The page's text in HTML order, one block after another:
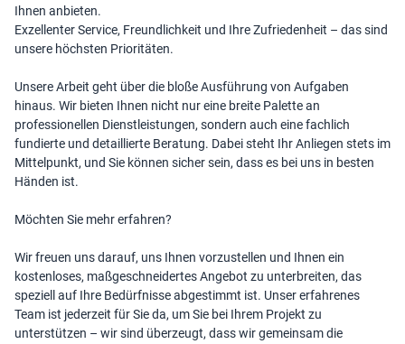
Ihnen anbieten.
Exzellenter Service, Freundlichkeit und Ihre Zufriedenheit – das sind
unsere höchsten Prioritäten.
Unsere Arbeit geht über die bloße Ausführung von Aufgaben
hinaus. Wir bieten Ihnen nicht nur eine breite Palette an
professionellen Dienstleistungen, sondern auch eine fachlich
fundierte und detaillierte Beratung. Dabei steht Ihr Anliegen stets im
Mittelpunkt, und Sie können sicher sein, dass es bei uns in besten
Händen ist.
Möchten Sie mehr erfahren?
Wir freuen uns darauf, uns Ihnen vorzustellen und Ihnen ein
kostenloses, maßgeschneidertes Angebot zu unterbreiten, das
speziell auf Ihre Bedürfnisse abgestimmt ist. Unser erfahrenes
Team ist jederzeit für Sie da, um Sie bei Ihrem Projekt zu
unterstützen – wir sind überzeugt, dass wir gemeinsam die